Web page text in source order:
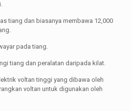
tiang dan biasanya membawa 12,000
pada tiang.
tiang dan peralatan daripada kilat.
voltan tinggi yang dibawa oleh
voltan untuk digunakan oleh